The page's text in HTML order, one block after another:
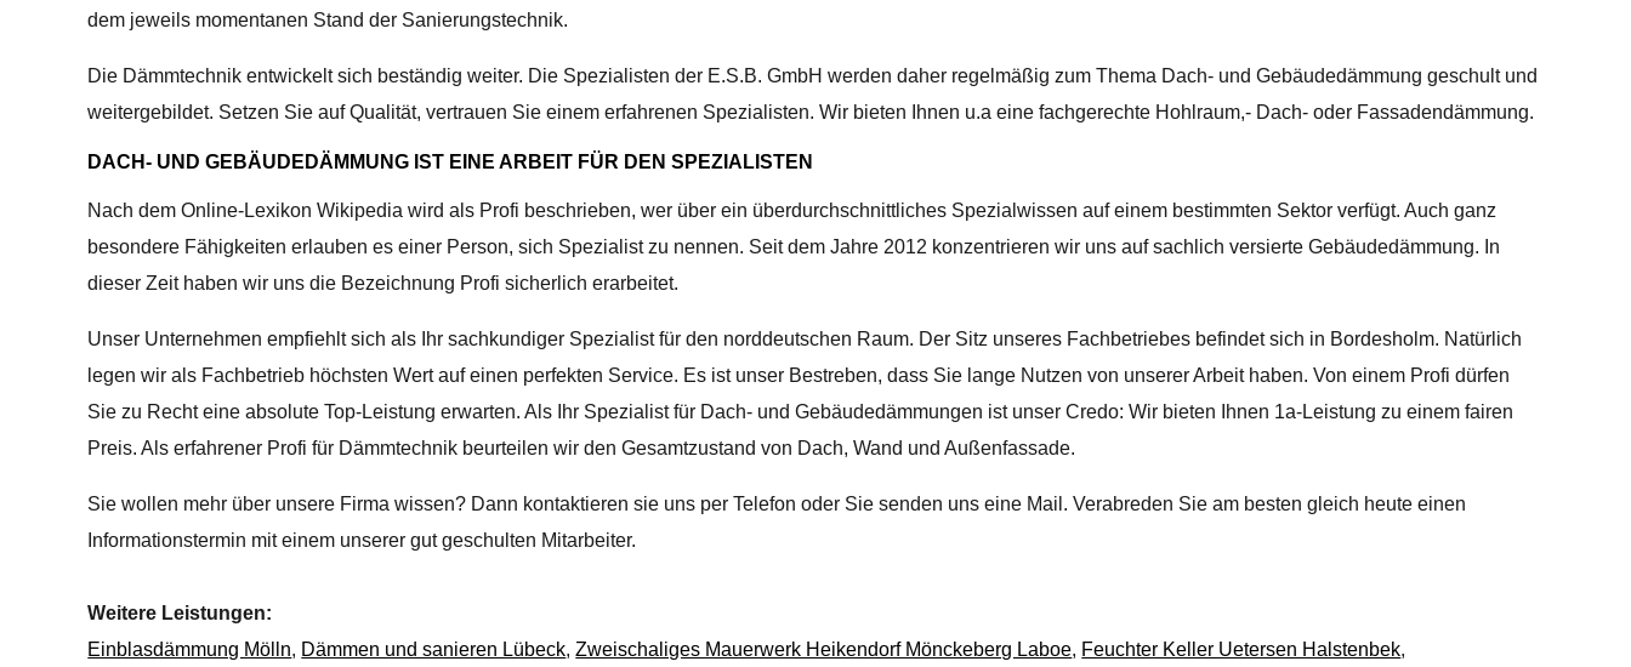
dem jeweils momentanen Stand der Sanierungstechnik.
Die Dämmtechnik entwickelt sich beständig weiter. Die Spezialisten der E.S.B. GmbH werden daher regelmäßig zum Thema Dach- und Gebäudedämmung geschult und
weitergebildet. Setzen Sie auf Qualität, vertrauen Sie einem erfahrenen Spezialisten. Wir bieten Ihnen u.a eine fachgerechte Hohlraum,- Dach- oder Fassadendämmung.
DACH- UND GEBÄUDEDÄMMUNG IST EINE ARBEIT FÜR DEN SPEZIALISTEN
Nach dem Online-Lexikon Wikipedia wird als Profi beschrieben, wer über ein überdurchschnittliches Spezialwissen auf einem bestimmten Sektor verfügt. Auch ganz
besondere Fähigkeiten erlauben es einer Person, sich Spezialist zu nennen. Seit dem Jahre 2012 konzentrieren wir uns auf sachlich versierte Gebäudedämmung. In
dieser Zeit haben wir uns die Bezeichnung Profi sicherlich erarbeitet.
Unser Unternehmen empfiehlt sich als Ihr sachkundiger Spezialist für den norddeutschen Raum. Der Sitz unseres Fachbetriebes befindet sich in Bordesholm. Natürlich
legen wir als Fachbetrieb höchsten Wert auf einen perfekten Service. Es ist unser Bestreben, dass Sie lange Nutzen von unserer Arbeit haben. Von einem Profi dürfen
Sie zu Recht eine absolute Top-Leistung erwarten. Als Ihr Spezialist für Dach- und Gebäudedämmungen ist unser Credo: Wir bieten Ihnen 1a-Leistung zu einem fairen
Preis. Als erfahrener Profi für Dämmtechnik beurteilen wir den Gesamtzustand von Dach, Wand und Außenfassade.
Sie wollen mehr über unsere Firma wissen? Dann kontaktieren sie uns per Telefon oder Sie senden uns eine Mail. Verabreden Sie am besten gleich heute einen
Informationstermin mit einem unserer gut geschulten Mitarbeiter.
Weitere Leistungen:
Einblasdämmung Mölln, Dämmen und sanieren Lübeck,Zweischaliges Mauerwerk Heikendorf Mönckeberg Laboe, Feuchter Keller Uetersen Halstenbek,